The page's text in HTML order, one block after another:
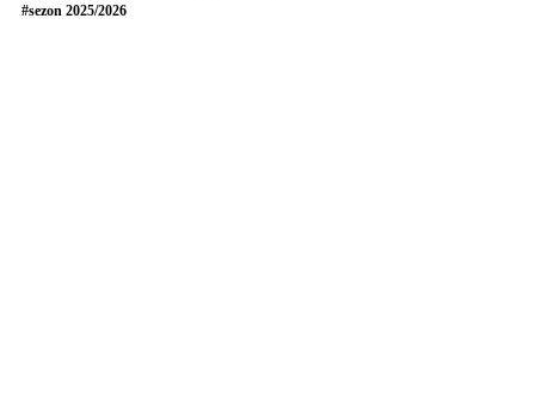
#sezon 2025/2026